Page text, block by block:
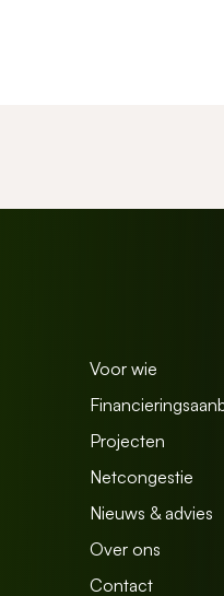
Voor wie
Projecten
Netcongestie
Nieuws & advies
Over ons
Contact